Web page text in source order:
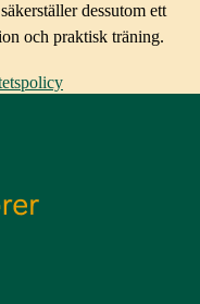
dessutom ett
och praktisk träning.